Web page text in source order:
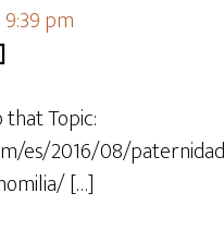
9:39 pm
Topic:
es/2016/08/
[…]